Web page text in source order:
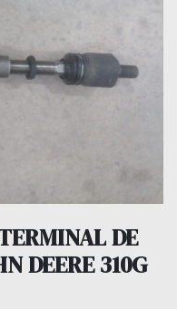
DE
DEERE 310G